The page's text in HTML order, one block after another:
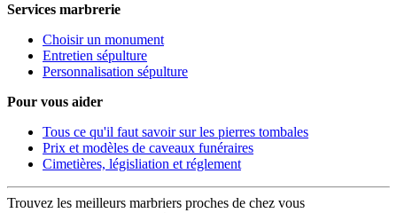
Services marbrerie
Choisir un monument
Entretien sépulture
Personnalisation sépulture
Pour vous aider
Tous ce qu'il faut savoir sur les pierres tombales
Prix et modèles de caveaux funéraires
Cimetières, législiation et réglement
Trouvez les meilleurs marbriers proches de chez vous